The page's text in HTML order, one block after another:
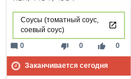
Соусы (томатный соус,
соевый соус)
thumb_down 0 thumb_up 0
mode_comment 0
Заканчивается сегодня